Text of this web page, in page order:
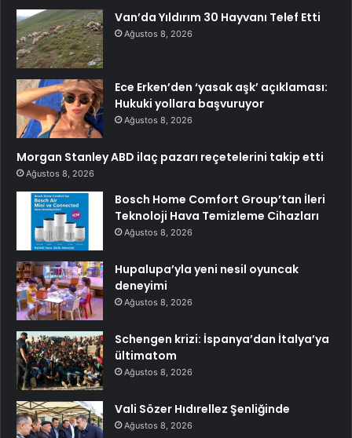
Van’da Yıldırım 30 Hayvanı Telef Etti
Ağustos 8, 2026
Ece Erken’den ‘yasak aşk’ açıklaması:
Hukuki yollara başvuruyor
Ağustos 8, 2026
Morgan Stanley ABD ilaç pazarı reçetelerini takip etti
Ağustos 8, 2026
Bosch Home Comfort Group’tan İleri
Teknoloji Hava Temizleme Cihazları
Ağustos 8, 2026
Hupalupa’yla yeni nesil oyuncak
deneyimi
Ağustos 8, 2026
Schengen krizi: İspanya’dan İtalya’ya
ültimatom
Ağustos 8, 2026
Vali Sözer Hıdırellez Şenliğinde
Ağustos 8, 2026